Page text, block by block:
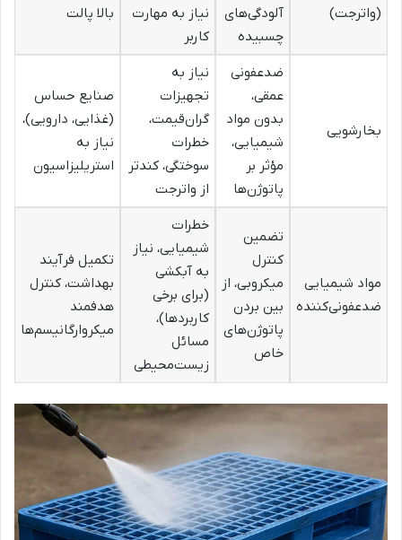
(واترجت)
آلودگی‌های
چسبیده
نیاز به مهارت
کاربر
بالا پالت
بخارشویی
ضدعفونی
عمقی،
بدون مواد
شیمیایی،
مؤثر بر
پاتوژن‌ها
نیاز به
تجهیزات
گران‌قیمت،
خطرات
سوختگی، کندتر
از واترجت
صنایع حساس
(غذایی، دارویی)،
نیاز به
استریلیزاسیون
مواد شیمیایی
ضدعفونی‌کننده
تضمین
کنترل
میکروبی، از
بین بردن
پاتوژن‌های
خاص
خطرات
شیمیایی، نیاز
به آبکشی
(برای برخی
کاربردها)،
مسائل
زیست‌محیطی
تکمیل فرآیند
بهداشت، کنترل
هدفمند
میکروارگانیسم‌ها